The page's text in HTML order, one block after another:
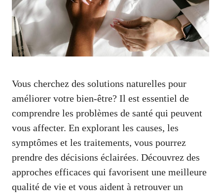
Vous cherchez des solutions naturelles pour
améliorer votre bien-être? Il est essentiel de
comprendre les problèmes de santé qui peuvent
vous affecter. En explorant les causes, les
symptômes et les traitements, vous pourrez
prendre des décisions éclairées. Découvrez des
approches efficaces qui favorisent une meilleure
qualité de vie et vous aident à retrouver un